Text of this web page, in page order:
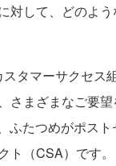
対して、どのよ
タマーサクセス
さまざまなご要
ふたつめがポス
ト（CSA）です。